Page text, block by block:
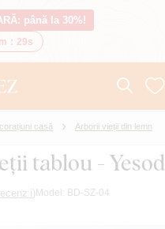
până la 30%!
: 28s
casă Arborii vieții din lemn
tablou - Yesod
) Model: BD-SZ-04